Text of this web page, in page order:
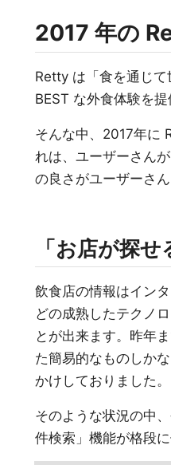
2017 年の
Retty は「食を通じ
BEST な外食体験を
そんな中、2017年に
れは、ユーザーさん
の良さがユーザーさ
「お店が探せ
飲食店の情報はイン
どの成熟したテクノ
とが出来ます。昨年
た簡易的なものしか
かけしておりました。
そのような状況の中
件検索」機能が格段